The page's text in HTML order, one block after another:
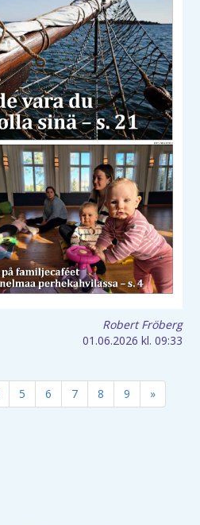
Robert Fröberg
01.06.2026 kl. 09:33
5 6 7 8 9 »